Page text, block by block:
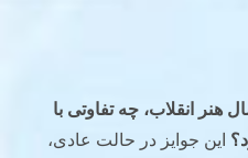
هنر انقلاب، چه تفاوتی با
این جوایز در حالت عادی،